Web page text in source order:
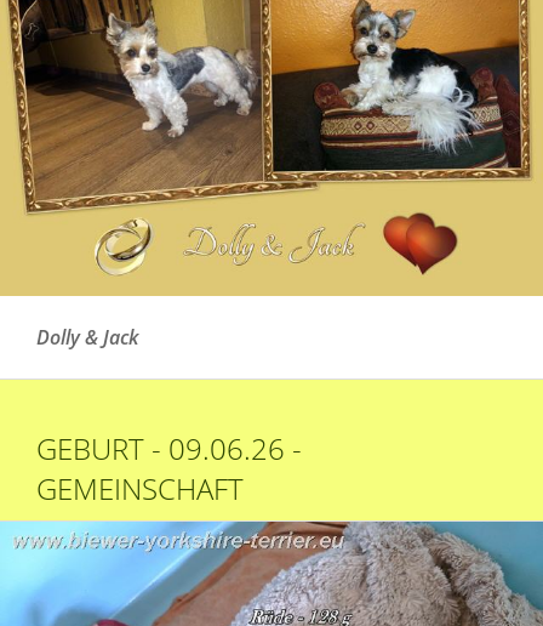
Dolly & Jack
GEBURT - 09.06.26 -
GEMEINSCHAFT